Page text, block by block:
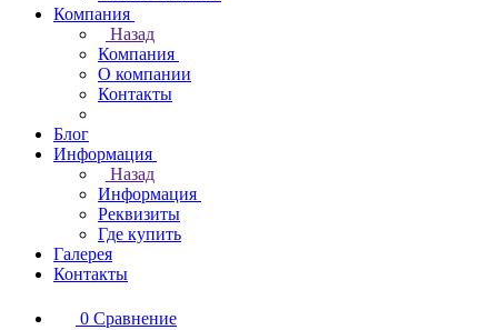
Компания
Назад
Компания
О компании
Контакты
Блог
Информация
Назад
Информация
Реквизиты
Где купить
Галерея
Контакты
0 Сравнение